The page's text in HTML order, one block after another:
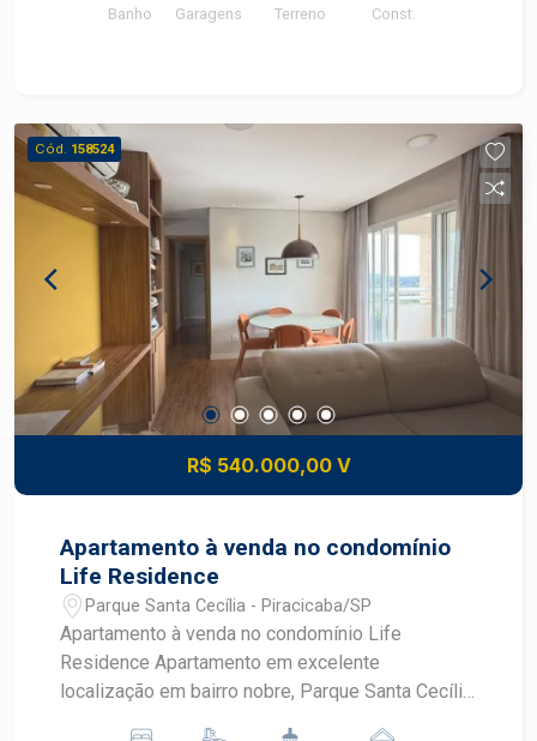
Banho Garagens Terreno Const.
Cód. 158524
R$ 540.000,00 V
Apartamento à venda no condomínio
Life Residence
Parque Santa Cecília - Piracicaba/SP
Apartamento à venda no condomínio Life
Residence Apartamento em excelente
localização em bairro nobre, Parque Santa Cecília.